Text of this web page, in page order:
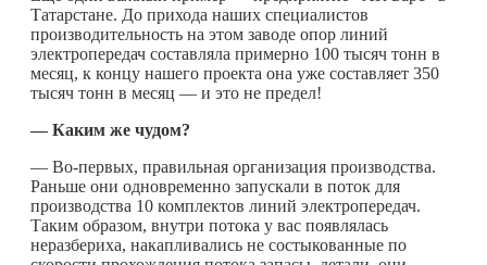
Татарстане. До прихода наших специалистов
производительность на этом заводе опор линий
электропередач составляла примерно 100 тысяч тонн в
месяц, к концу нашего проекта она уже составляет 350
тысяч тонн в месяц — и это не предел!
— Каким же чудом?
— Во-первых, правильная организация производства.
Раньше они одновременно запускали в поток для
производства 10 комплектов линий электропередач.
Таким образом, внутри потока у вас появлялась
неразбериха, накапливались не состыкованные по